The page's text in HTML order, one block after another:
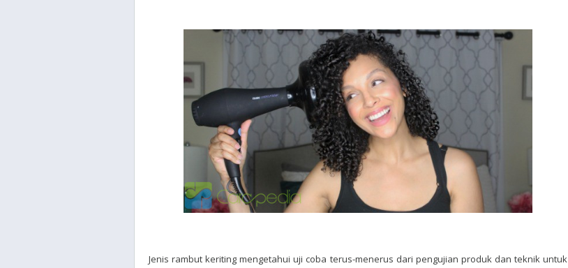
Jenis rambut keriting mengetahui uji coba terus-menerus dari pengujian produk dan teknik untuk